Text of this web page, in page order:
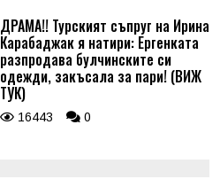
ДРАМА!! Турският съпруг на Ирина
Карабаджак я натири: Ергенката
разпродава булчинските си
одежди, закъсала за пари! (ВИЖ
ТУК)
16443 0